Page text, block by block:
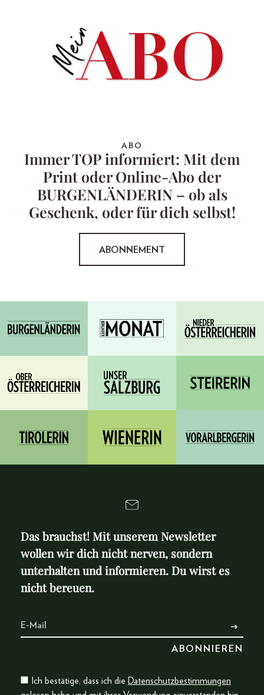
ABO
Immer TOP informiert: Mit dem
Print oder Online-Abo der
BURGENLÄNDERIN – ob als
Geschenk, oder für dich selbst!
ABONNEMENT
Das brauchst! Mit unserem Newsletter
wollen wir dich nicht nerven, sondern
unterhalten und informieren. Du wirst es
nicht bereuen.
Ich bestätige, dass ich die Datenschutzbestimmungen